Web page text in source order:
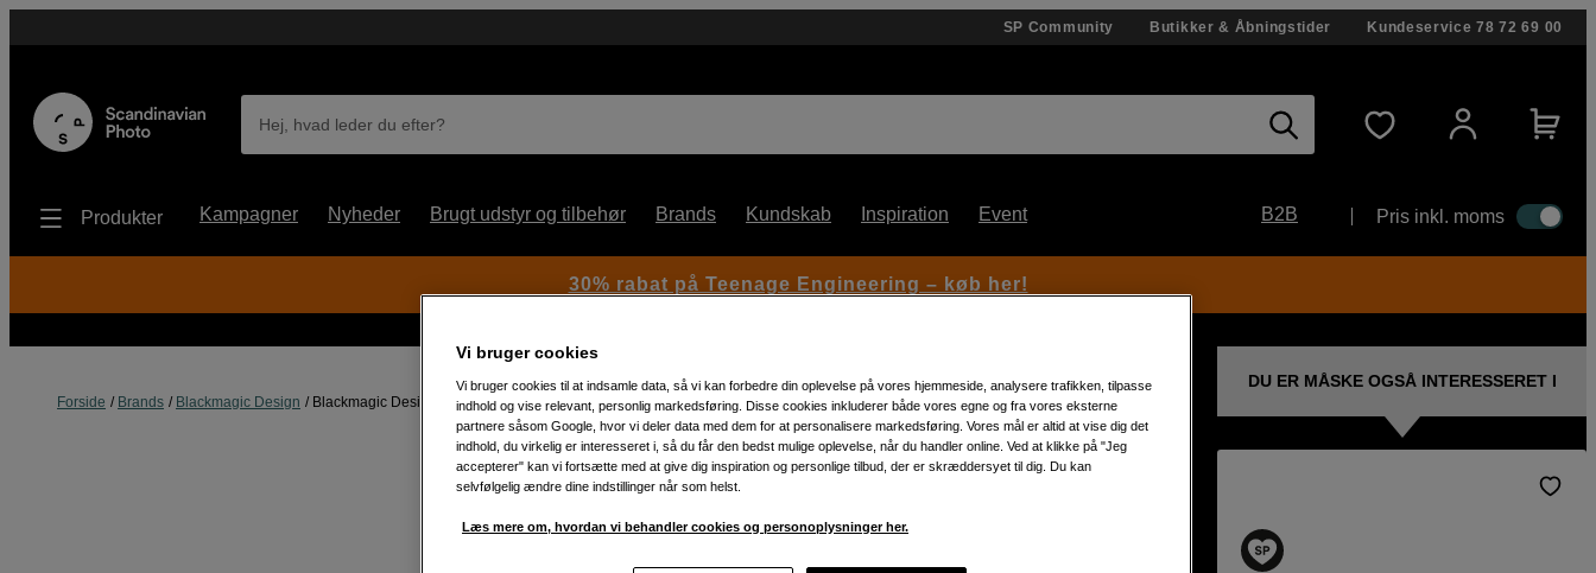
SP Community Butikker & Åbningstider Kundeservice 78 72 69 00
Hej, hvad leder du efter?
Produkter Kampagner Nyheder Brugt udstyr og tilbehør Brands Kundskab Inspiration Event B2B Pris inkl. moms
Forside Brands Blackmagic Design Blackmagic Design Power Supply - Micro Converter 5V10W USBC
Artikelnummer: 1052061
DU ER MÅSKE OGSÅ INTERESSERET I
30% rabat på Teenage Engineering – køb her!
Vi bruger cookies
Vi bruger cookies til at indsamle data, så vi kan forbedre din oplevelse på vores hjemmeside, analysere trafikken, tilpasse
indhold og vise relevant, personlig markedsføring. Disse cookies inkluderer både vores egne og fra vores eksterne
partnere såsom Google, hvor vi deler data med dem for at personalisere markedsføring. Vores mål er altid at vise dig det
indhold, du virkelig er interesseret i, så du får den bedst mulige oplevelse, når du handler online. Ved at klikke på "Jeg
accepterer" kan vi fortsætte med at give dig inspiration og personlige tilbud, der er skræddersyet til dig. Du kan
selvfølgelig ændre dine indstillinger når som helst.
Læs mere om, hvordan vi behandler cookies og personoplysninger her.